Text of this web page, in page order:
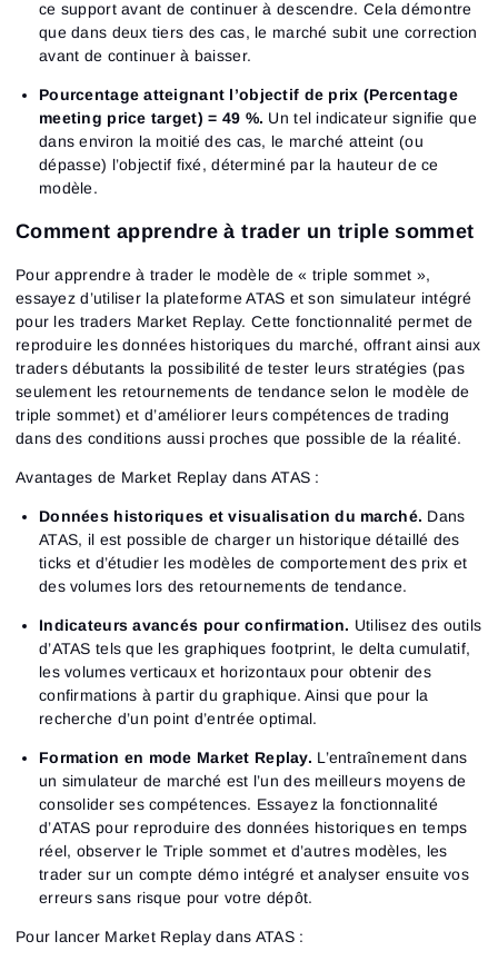
ce support avant de continuer à descendre. Cela démontre
que dans deux tiers des cas, le marché subit une correction
avant de continuer à baisser.
Pourcentage atteignant l’objectif de prix (Percentage
meeting price target) = 49 %. Un tel indicateur signifie que
dans environ la moitié des cas, le marché atteint (ou
dépasse) l’objectif fixé, déterminé par la hauteur de ce
modèle.
Comment apprendre à trader un triple sommet
Pour apprendre à trader le modèle de « triple sommet »,
essayez d’utiliser la plateforme ATAS et son simulateur intégré
pour les traders Market Replay. Cette fonctionnalité permet de
reproduire les données historiques du marché, offrant ainsi aux
traders débutants la possibilité de tester leurs stratégies (pas
seulement les retournements de tendance selon le modèle de
triple sommet) et d’améliorer leurs compétences de trading
dans des conditions aussi proches que possible de la réalité.
Avantages de Market Replay dans ATAS :
Données historiques et visualisation du marché. Dans
ATAS, il est possible de charger un historique détaillé des
ticks et d’étudier les modèles de comportement des prix et
des volumes lors des retournements de tendance.
Indicateurs avancés pour confirmation. Utilisez des outils
d’ATAS tels que les graphiques footprint, le delta cumulatif,
les volumes verticaux et horizontaux pour obtenir des
confirmations à partir du graphique. Ainsi que pour la
recherche d’un point d’entrée optimal.
Formation en mode Market Replay. L’entraînement dans
un simulateur de marché est l’un des meilleurs moyens de
consolider ses compétences. Essayez la fonctionnalité
d’ATAS pour reproduire des données historiques en temps
réel, observer le Triple sommet et d’autres modèles, les
trader sur un compte démo intégré et analyser ensuite vos
erreurs sans risque pour votre dépôt.
Pour lancer Market Replay dans ATAS :
Close Mot de passe oublié ?
Se connecter
Pas de compte ? S’inscrire
Réinitialiser le mot de passe
Tu as déjà un compte ?Connexion